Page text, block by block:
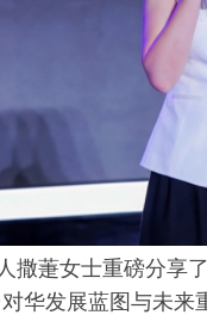
撒萐女士重磅分享
华发展蓝图与未来